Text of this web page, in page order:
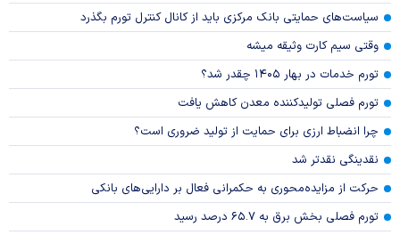
سیاست‌های حمایتی بانک مرکزی باید از کانال کنترل تورم بگذرد
وقتی سیم کارت وثیقه میشه
تورم خدمات در بهار ۱۴۰۵ چقدر شد؟
تورم فصلی تولیدکننده معدن کاهش یافت
چرا انضباط ارزی برای حمایت از تولید ضروری است؟
نقدینگی نقدتر شد
حرکت از مزایده‌محوری به حکمرانی فعال بر دارایی‌های بانکی
تورم فصلی بخش برق به ۶۵.۷ درصد رسید